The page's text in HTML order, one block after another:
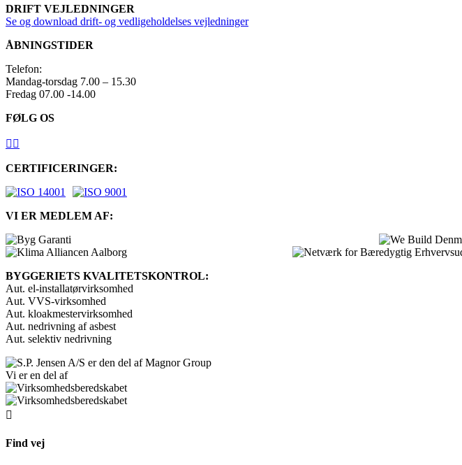
DRIFT VEJLEDNINGER
Se og download drift- og vedligeholdelses vejledninger
ÅBNINGSTIDER
Telefon:
Mandag-torsdag 7.00 – 15.30
Fredag 07.00 -14.00
FØLG OS
 
CERTIFICERINGER:
VI ER MEDLEM AF:
BYGGERIETS KVALITETSKONTROL:
Aut. el-installatørvirksomhed
Aut. VVS-virksomhed
Aut. kloakmestervirksomhed
Aut. nedrivning af asbest
Aut. selektiv nedrivning
Vi er en del af

Find vej